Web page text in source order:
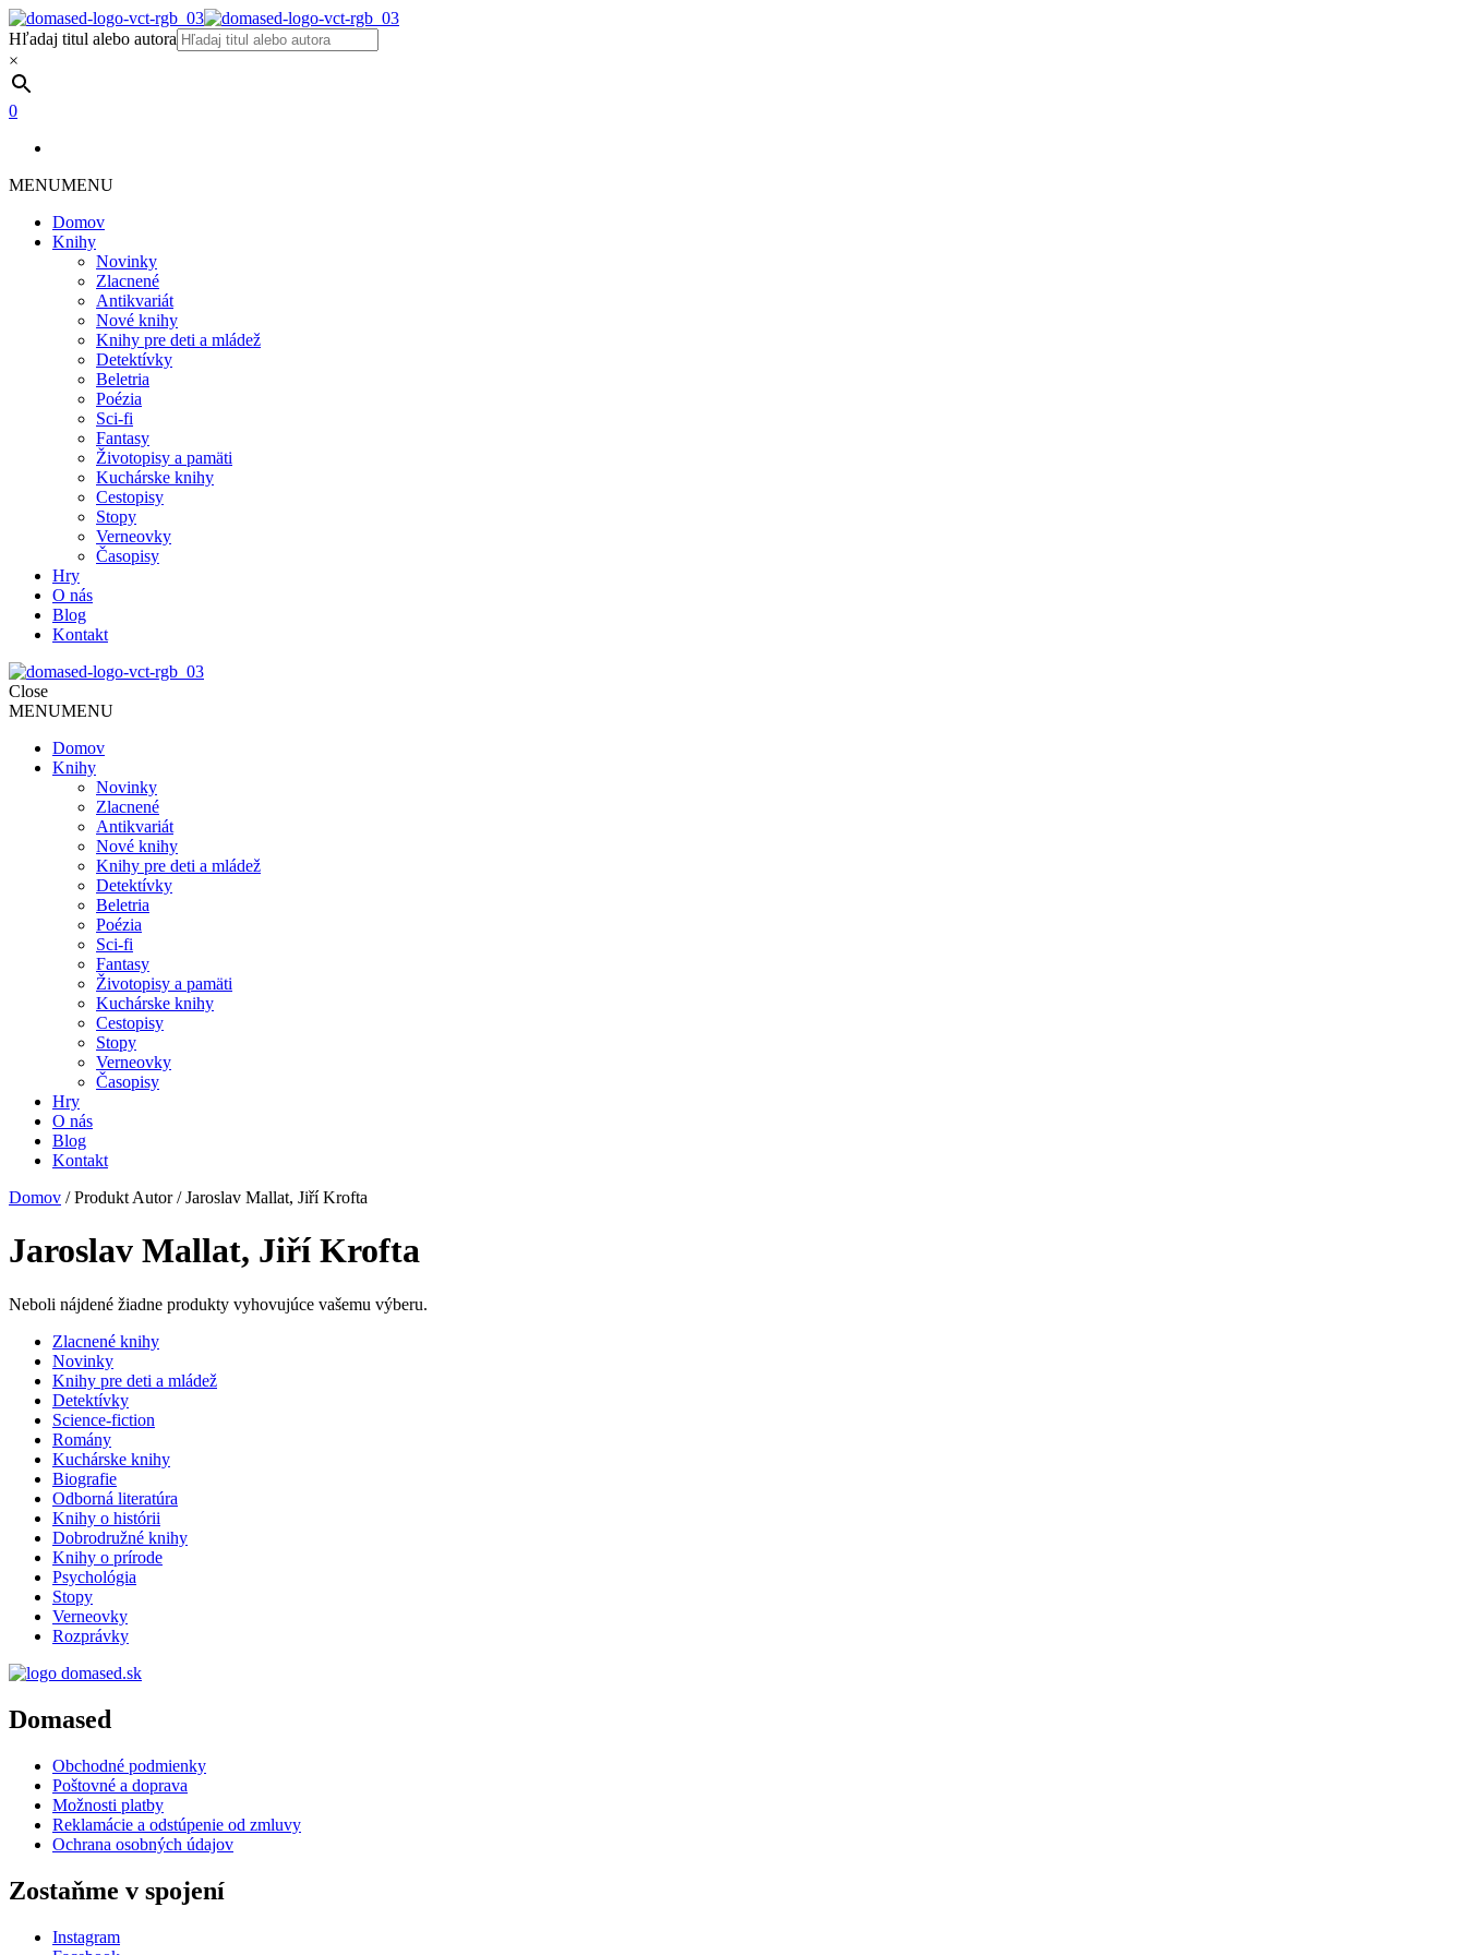
Hľadaj titul alebo autora
×
0
MENUMENU
Domov
Knihy
Novinky
Zlacnené
Antikvariát
Nové knihy
Knihy pre deti a mládež
Detektívky
Beletria
Poézia
Sci-fi
Fantasy
Životopisy a pamäti
Kuchárske knihy
Cestopisy
Stopy
Verneovky
Časopisy
Hry
O nás
Blog
Kontakt
Close
MENUMENU
Domov
Knihy
Novinky
Zlacnené
Antikvariát
Nové knihy
Knihy pre deti a mládež
Detektívky
Beletria
Poézia
Sci-fi
Fantasy
Životopisy a pamäti
Kuchárske knihy
Cestopisy
Stopy
Verneovky
Časopisy
Hry
O nás
Blog
Kontakt
Domov / Produkt Autor / Jaroslav Mallat, Jiří Krofta
Jaroslav Mallat, Jiří Krofta
Neboli nájdené žiadne produkty vyhovujúce vašemu výberu.
Zlacnené knihy
Novinky
Knihy pre deti a mládež
Detektívky
Science-fiction
Romány
Kuchárske knihy
Biografie
Odborná literatúra
Knihy o histórii
Dobrodružné knihy
Knihy o prírode
Psychológia
Stopy
Verneovky
Rozprávky
Domased
Obchodné podmienky
Poštovné a doprava
Možnosti platby
Reklamácie a odstúpenie od zmluvy
Ochrana osobných údajov
Zostaňme v spojení
Instagram